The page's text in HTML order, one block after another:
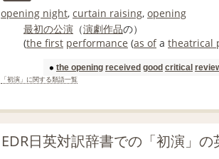
opening night, curtain raising, opening
最初の公演 （演劇作品の）
(the first performance (as ofa theatrical
the opening received good critical
「初演」に関する類語一覧
EDR日英対訳辞書での「初演」の